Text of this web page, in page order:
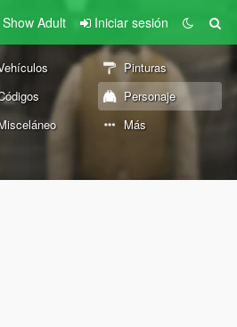
Show Adult Iniciar sesión
Pinturas
Personaje
Más